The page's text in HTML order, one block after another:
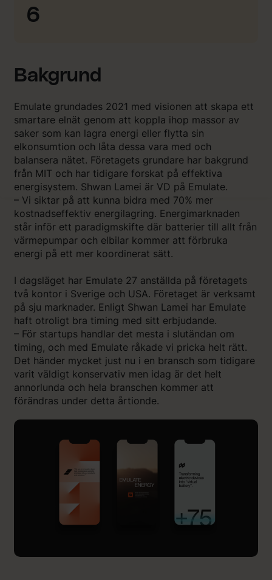
6
Bakgrund
Emulate grundades 2021 med visionen att skapa ett
smartare elnät genom att koppla ihop massor av
saker som kan lagra energi eller flytta sin
elkonsumtion och låta dessa vara med och
balansera nätet. Företagets grundare har bakgrund
från MIT och har tidigare forskat på effektiva
energisystem. Shwan Lamei är VD på Emulate.
– Vi siktar på att kunna bidra med 70% mer
kostnadseffektiv energilagring. Energimarknaden
står inför ett paradigmskifte där batterier till allt från
värmepumpar och elbilar kommer att förbruka
energi på ett mer koordinerat sätt.
I dagsläget har Emulate 27 anställda på företagets
två kontor i Sverige och USA. Företaget är verksamt
på sju marknader. Enligt Shwan Lamei har Emulate
haft otroligt bra timing med sitt erbjudande.
– För startups handlar det mesta i slutändan om
timing, och med Emulate råkade vi pricka helt rätt.
Det händer mycket just nu i en bransch som tidigare
varit väldigt konservativ men idag är det helt
annorlunda och hela branschen kommer att
förändras under detta årtionde.